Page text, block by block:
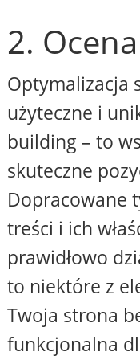
2.
Optymalizacja
użyteczne i
building – to
skuteczne
Dopracowane
treści i ich
prawidłowo
to niektóre z
Twoja strona
funkcjonalna